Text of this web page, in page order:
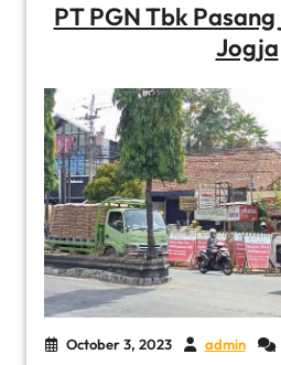
PT PGN Tbk
Jogja
October 3, 2023 admin